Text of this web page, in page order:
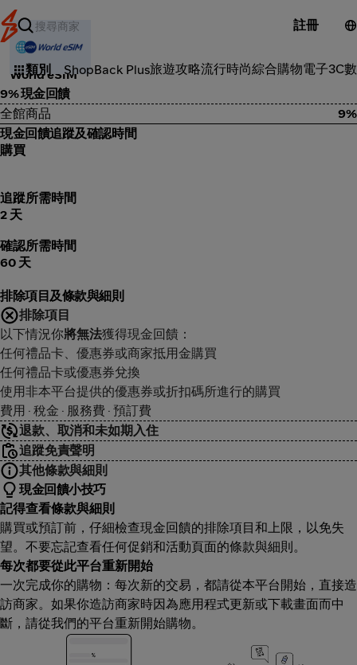
註冊
類別 ShopBack Plus旅遊攻略流行時尚綜合購物電子3C
戶外旅遊
World eSIM
9% 現金回饋
全館商品
9%
現金回饋追蹤及確認時間
購買
追蹤所需時間
2 天
確認所需時間
60 天
排除項目及條款與細則
排除項目
以下情況你將無法獲得現金回饋：
任何禮品卡、優惠券或商家抵用金購買
任何禮品卡或優惠券兌換
使用非本平台提供的優惠券或折扣碼所進行的購買
費用 · 稅金 · 服務費 · 預訂費
退款、取消和未如期入住
追蹤免責聲明
其他條款與細則
現金回饋小技巧
記得查看條款與細則
購買或預訂前，仔細檢查現金回饋的排除項目和上限，以免失
望。不要忘記查看任何促銷和活動頁面的條款與細則。
每次都要從此平台重新開始
一次完成你的購物：每次新的交易，都請從本平台開始，直接造
訪商家。如果你造訪商家時因為應用程式更新或下載畫面而中
斷，請從我們的平台重新開始購物。